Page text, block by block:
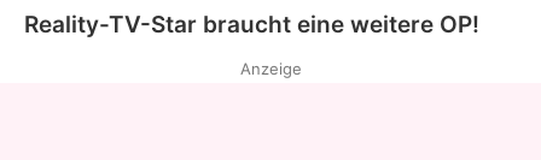
Reality-TV-Star braucht eine weitere OP!
Anzeige